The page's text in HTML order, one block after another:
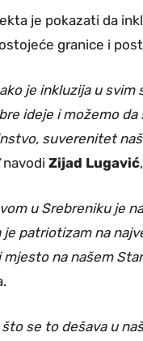
je pokazati da
granice i
je inkluzija u
ideje i možemo
suverenitet
navodi Zijad Lugavić
u Srebreniku je
je patriotizam na
na našem
se to dešava u